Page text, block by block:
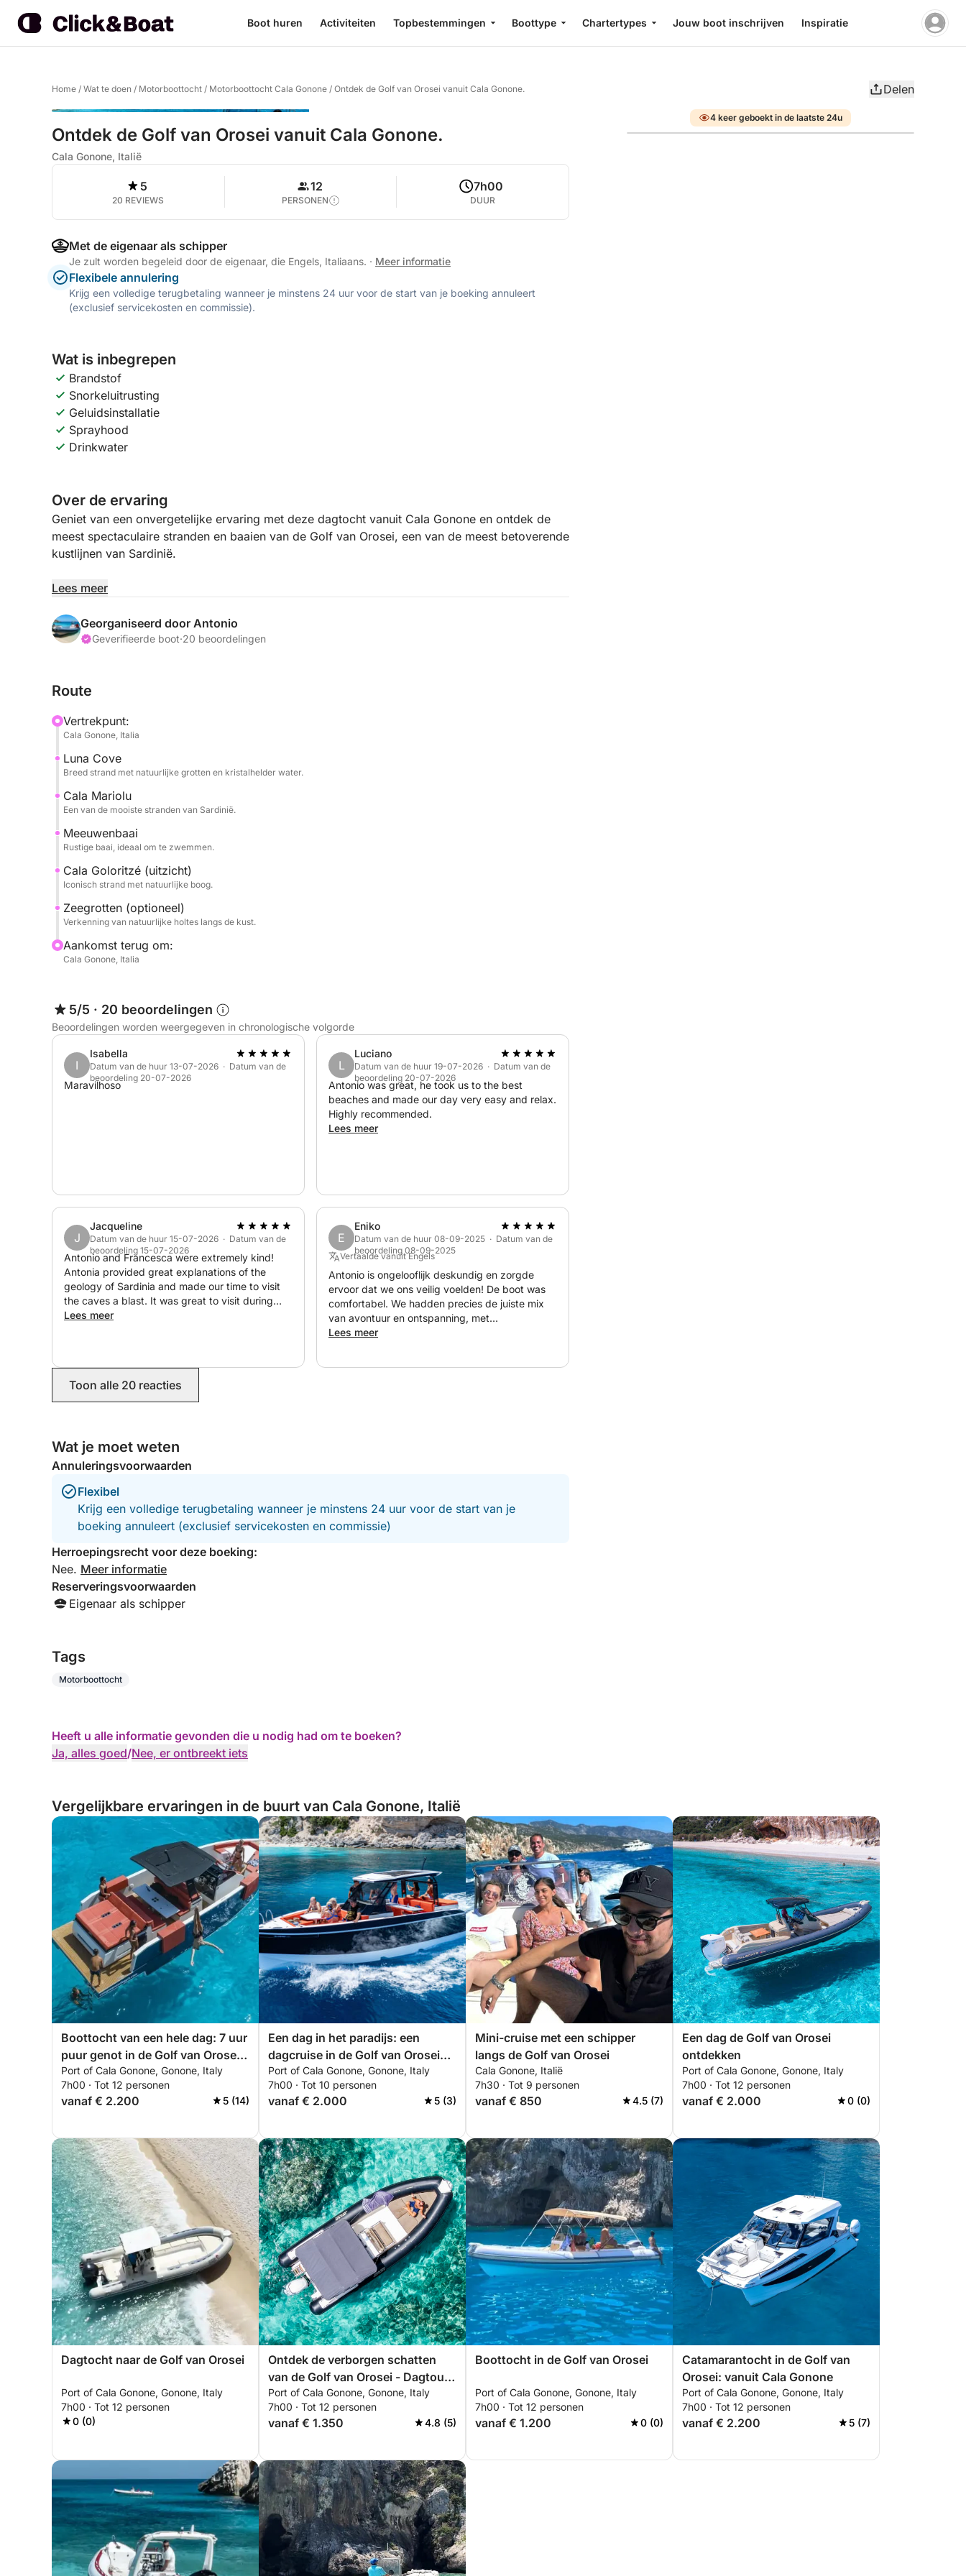
Boot huren Activiteiten Topbestemmingen Boottype Chartertypes Jouw boot inschrijven Inspiratie
Home / Wat te doen / Motorboottocht / Motorboottocht Cala Gonone / Ontdek de Golf van Orosei vanuit Cala Gonone. Delen
Ontdek de Golf van Orosei vanuit Cala Gonone.
Cala Gonone, Italië
5
20 REVIEWS
12
PERSONEN
7h00
DUUR
Met de eigenaar als schipper
Je zult worden begeleid door de eigenaar, die Engels, Italiaans. · Meer informatie
Flexibele annulering
Krijg een volledige terugbetaling wanneer je minstens 24 uur voor de start van je boeking annuleert
(exclusief servicekosten en commissie).
Wat is inbegrepen
Brandstof
Snorkeluitrusting
Geluidsinstallatie
Sprayhood
Drinkwater
Over de ervaring
Geniet van een onvergetelijke ervaring met deze dagtocht vanuit Cala Gonone en ontdek de
meest spectaculaire stranden en baaien van de Golf van Orosei, een van de meest betoverende
kustlijnen van Sardinië.
U vaart langs een wilde en ongerepte kustlijn, gekenmerkt door hoge kliffen, zeegrotten en
stranden, zoals Cala Luna, Cala Mariolu, Cala dei Gabbiani en Cala Goloritzé, ware
natuurparadijzen die voornamelijk over zee bereikbaar zijn.
te zwemmen in het turquoise water, ideaal om te zwemmen en te snorkelen. De kristalheldere
Gedurende de dag heeft u voldoende tijd om te ontspannen, te zonnebaden en op uw gemak
te genieten van het landschap, te midden van een buitengewone natuurlijke omgeving.
Perfect voor stellen, gezinnen of vriendengroepen, het is de ideale manier om de Golf van
Orosei vanuit een bevoorrecht perspectief te ontdekken.
Boek nu via Click&Boat en beleef Cala Gonone vanaf het water.
Lees meer
Georganiseerd door Antonio
Geverifieerde boot·20 beoordelingen
Route
Vertrekpunt:
Cala Gonone, Italia
Luna Cove
Breed strand met natuurlijke grotten en kristalhelder water.
Cala Mariolu
Een van de mooiste stranden van Sardinië.
Meeuwenbaai
Rustige baai, ideaal om te zwemmen.
Cala Goloritzé (uitzicht)
Iconisch strand met natuurlijke boog.
Zeegrotten (optioneel)
Verkenning van natuurlijke holtes langs de kust.
Aankomst terug om:
Cala Gonone, Italia
5/5 · 20 beoordelingen
Beoordelingen worden weergegeven in chronologische volgorde
I
Isabella
Datum van de huur 13-07-2026 · Datum van de
beoordeling 20-07-2026
Maravilhoso
L
Luciano
Datum van de huur 19-07-2026 · Datum van de
beoordeling 20-07-2026
Antonio was great, he took us to the best
beaches and made our day very easy and relax.
Highly recommended.
Lees meer
J
Jacqueline
Datum van de huur 15-07-2026 · Datum van de
beoordeling 15-07-2026
Antonio and Francesca were extremely kind!
Antonia provided great explanations of the
geology of Sardinia and made our time to visit
the caves a blast. It was great to visit during
peak season and avoid the crowds at all the
Lees meer
E
Eniko
Datum van de huur 08-09-2025 · Datum van de
beoordeling 08-09-2025
Vertaalde vanuit Engels
Antonio is ongelooflijk deskundig en zorgde
ervoor dat we ons veilig voelden! De boot was
comfortabel. We hadden precies de juiste mix
van avontuur en ontspanning, met
mogelijkheden om te zwemmen en foto's te
Lees meer
Toon alle 20 reacties
Wat je moet weten
Annuleringsvoorwaarden
Flexibel
Krijg een volledige terugbetaling wanneer je minstens 24 uur voor de start van je
boeking annuleert (exclusief servicekosten en commissie)
Herroepingsrecht voor deze boeking:
Nee. Meer informatie
Reserveringsvoorwaarden
Eigenaar als schipper
Tags
Motorboottocht
Heeft u alle informatie gevonden die u nodig had om te boeken?
Ja, alles goed/Nee, er ontbreekt iets
4 keer geboekt in de laatste 24u
Vergelijkbare ervaringen in de buurt van Cala Gonone, Italië
Boottocht van een hele dag: 7 uur
puur genot in de Golf van Orosei
(D34)
Port of Cala Gonone, Gonone, Italy
7h00 · Tot 12 personen
vanaf € 2.200 5 (14)
Een dag in het paradijs: een
dagcruise in de Golf van Orosei
(D29)
Port of Cala Gonone, Gonone, Italy
7h00 · Tot 10 personen
vanaf € 2.000 5 (3)
Mini-cruise met een schipper
langs de Golf van Orosei
Cala Gonone, Italië
7h30 · Tot 9 personen
vanaf € 850 4.5 (7)
Een dag de Golf van Orosei
ontdekken
Port of Cala Gonone, Gonone, Italy
7h00 · Tot 12 personen
vanaf € 2.000 0 (0)
Dagtocht naar de Golf van Orosei
Port of Cala Gonone, Gonone, Italy
7h00 · Tot 12 personen
0 (0)
Ontdek de verborgen schatten
van de Golf van Orosei - Dagtour
(CLUBMAN24)
Port of Cala Gonone, Gonone, Italy
7h00 · Tot 12 personen
vanaf € 1.350 4.8 (5)
Boottocht in de Golf van Orosei
Port of Cala Gonone, Gonone, Italy
7h00 · Tot 12 personen
vanaf € 1.200 0 (0)
Catamarantocht in de Golf van
Orosei: vanuit Cala Gonone
Port of Cala Gonone, Gonone, Italy
7h00 · Tot 12 personen
vanaf € 2.200 5 (7)